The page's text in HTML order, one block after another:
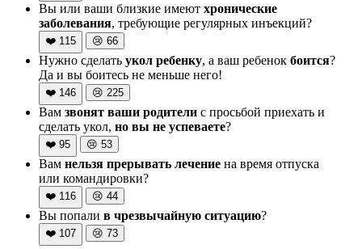
Вы или ваши близкие имеют хронические
заболевания, требующие регулярных инъекций?
❤️ 115 😢 66
Нужно сделать укол ребенку, а ваш ребенок боится?
Да и вы боитесь не меньше него!
❤️ 146 😢 225
Вам звонят ваши родители с просьбой приехать и
сделать укол, но вы не успеваете?
❤️ 95 😢 53
Вам нельзя прерывать лечение на время отпуска
или командировки?
❤️ 116 😢 44
Вы попали в чрезвычайную ситуацию?
❤️ 107 😢 73